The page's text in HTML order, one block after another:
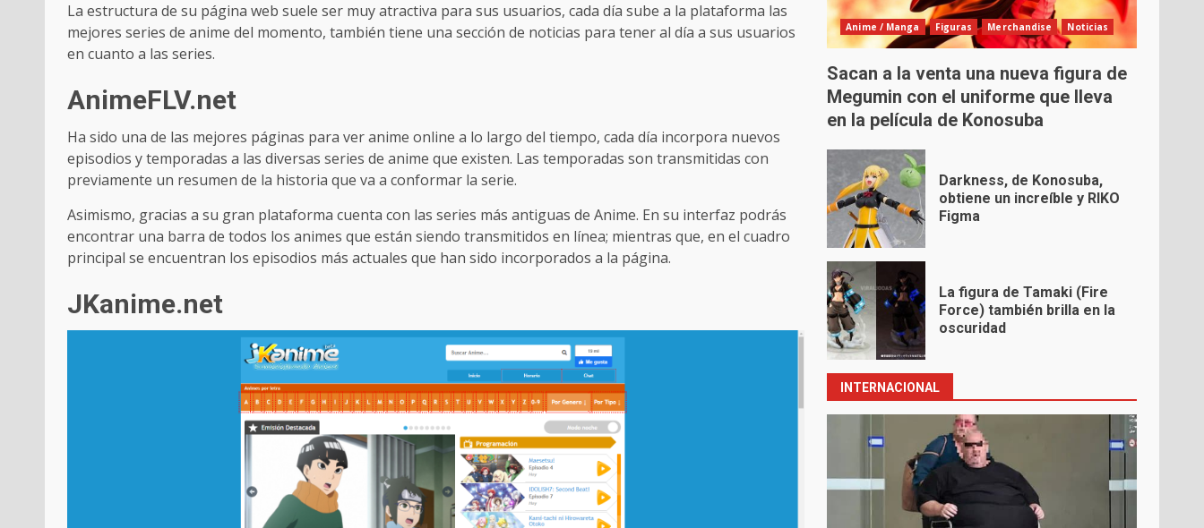
La estructura de su página web suele ser muy atractiva para sus usuarios, cada día sube a la plataforma las
mejores series de anime del momento, también tiene una sección de noticias para tener al día a sus usuarios
en cuanto a las series.
AnimeFLV.net
Ha sido una de las mejores páginas para ver anime online a lo largo del tiempo, cada día incorpora nuevos
episodios y temporadas a las diversas series de anime que existen. Las temporadas son transmitidas con
previamente un resumen de la historia que va a conformar la serie.
Asimismo, gracias a su gran plataforma cuenta con las series más antiguas de Anime. En su interfaz podrás
encontrar una barra de todos los animes que están siendo transmitidos en línea; mientras que, en el cuadro
principal se encuentran los episodios más actuales que han sido incorporados a la página.
JKanime.net
Anime / Manga Figuras Merchandise Noticias
Sacan a la venta una nueva figura de
Megumin con el uniforme que lleva
en la película de Konosuba
Darkness, de Konosuba,
obtiene un increíble y RIKO
Figma
La figura de Tamaki (Fire
Force) también brilla en la
oscuridad
INTERNACIONAL